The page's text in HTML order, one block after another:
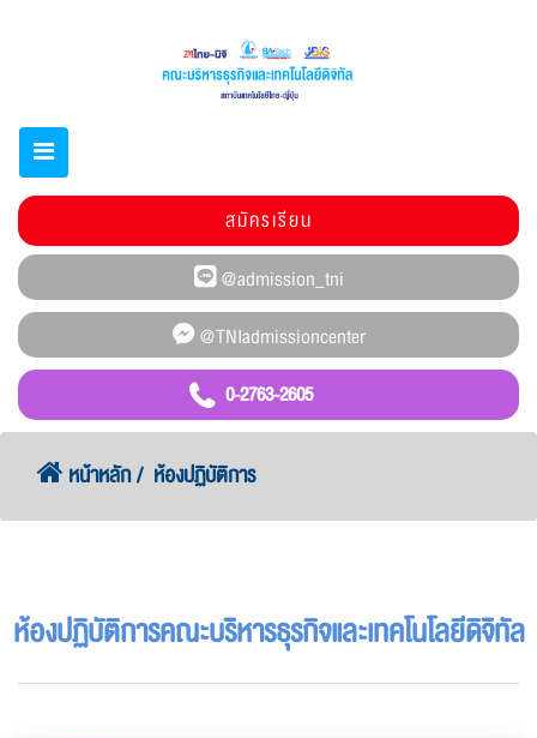
0-2763-2605
สมัครเรียน
หน้าหลัก ห้องปฏิบัติการ
ห้องปฏิบัติการคณะบริหารธุรกิจและเทคโนโลยีดิจิทัล